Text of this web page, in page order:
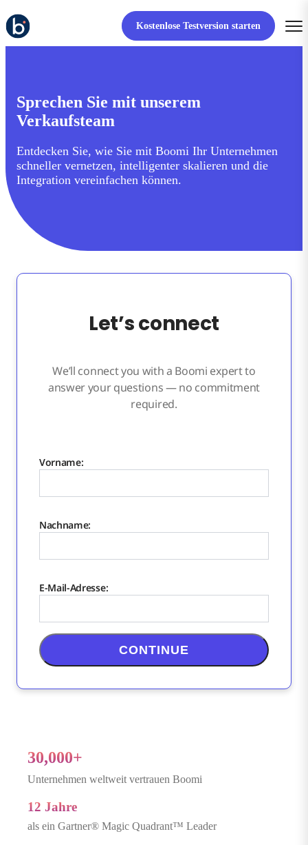
Kostenlose Testversion starten
Sprechen Sie mit unserem
Verkaufsteam
Entdecken Sie, wie Sie mit Boomi Ihr Unternehmen
schneller vernetzen, intelligenter skalieren und die
Integration vereinfachen können.
30,000+
Unternehmen weltweit vertrauen Boomi
12 Jahre
als ein Gartner® Magic Quadrant™ Leader
Let’s connect
We’ll connect you with a Boomi expert to
answer your questions — no commitment
required.
Vorname:
Nachname:
E-Mail-Adresse:
CONTINUE